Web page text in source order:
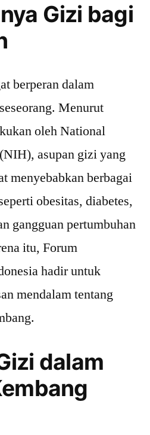
Gizi bagi
berperan dalam
Menurut
oleh National
asupan gizi yang
menyebabkan berbagai
obesitas, diabetes,
gangguan pertumbuhan
itu, Forum
hadir untuk
mendalam tentang
dalam